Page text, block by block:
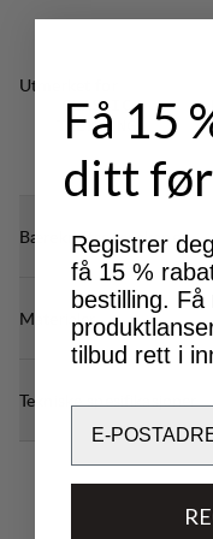
DWR-
Utmerket for
CLASSIC
TREKKING
Bærekraftsegenskaper
Materialer
Tekniske spesifikasjoner
Få 15
ditt
Registrer
få 15 %
bestilling. Få
tilbud rett i